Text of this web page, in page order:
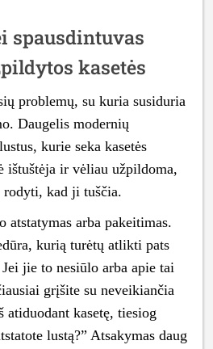
spausdintuvas
kasetės
problemų, su kuria susiduria
Daugelis modernių
kurie seka kasetės
ištuštėja ir vėliau užpildoma,
kad ji tuščia.
atstatymas arba pakeitimas.
kurią turėtų atlikti pats
jie to nesiūlo arba apie tai
grįšite su neveikiančia
atiduodant kasetę, tiesiog
lustą?” Atsakymas daug